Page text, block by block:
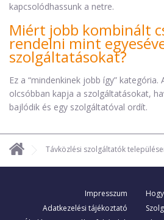
kapcsolódhassunk a netre.
Miért jobb kombinált
rendelni mint
szolgáltatásokat?
Ez a “mindenkinek jobb így”
olcsóbban kapja a szolgáltatásokat,
bajlódik és egy szolgáltatóval ordít.
Távközlési szolgáltatók
Impresszum
Adatkezelési tájékoztató